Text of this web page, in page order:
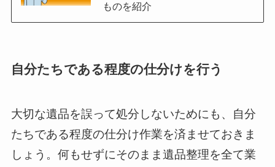
ものを紹介
自分たちである程度の仕分けを行う
大切な遺品を誤って処分しないためにも、自分
たちである程度の仕分け作業を済ませておきま
しょう。何もせずにそのまま遺品整理を全て業